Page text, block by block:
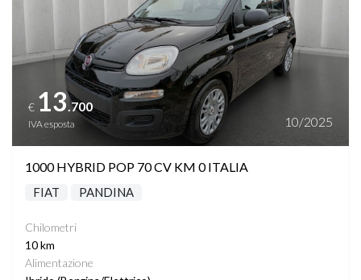
€ 13.700
IVA esposta 10/2025
1000 HYBRID POP 70 CV KM 0 ITALIA
FIAT PANDINA
Chilometri
10 km
Alimentazione